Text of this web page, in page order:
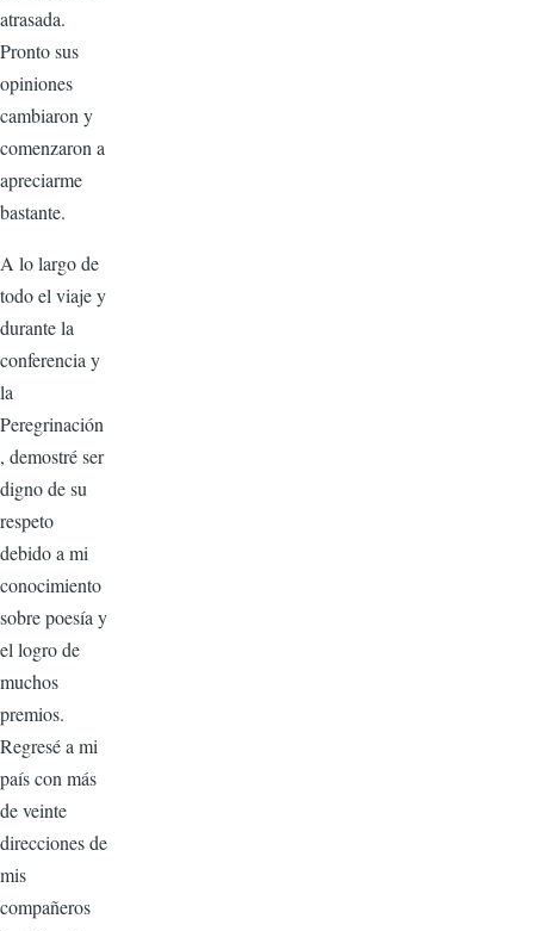
atrasada.
Pronto sus
opiniones
cambiaron y
comenzaron a
apreciarme
bastante.
A lo largo de
todo el viaje y
durante la
conferencia y
la
Peregrinación
, demostré ser
digno de su
respeto
debido a mi
conocimiento
sobre poesía y
el logro de
muchos
premios.
Regresé a mi
país con más
de veinte
direcciones de
mis
compañeros